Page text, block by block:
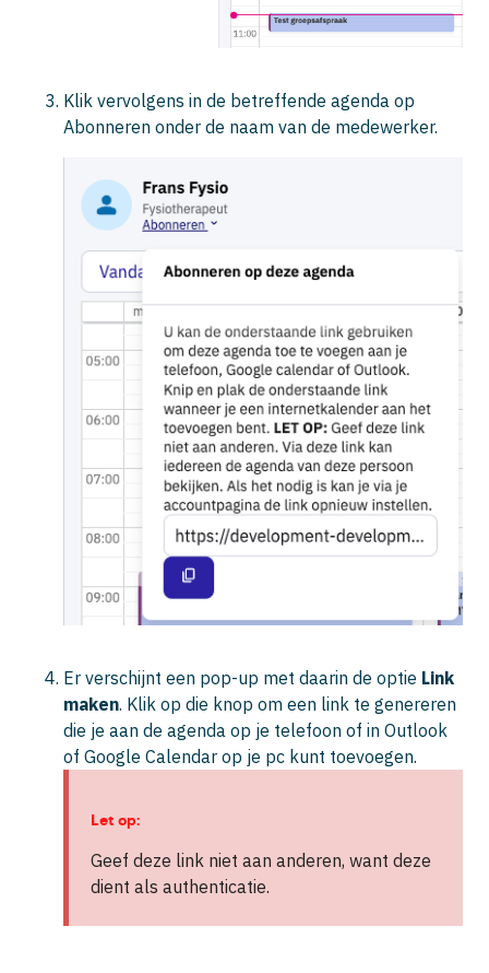
Klik vervolgens in de betreffende agenda op
Abonneren onder de naam van de medewerker.
Er verschijnt een pop-up met daarin de optie Link
maken. Klik op die knop om een link te genereren
die je aan de agenda op je telefoon of in Outlook
of Google Calendar op je pc kunt toevoegen.
Let op:
Geef deze link niet aan anderen, want deze
dient als authenticatie.